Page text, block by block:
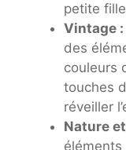
petite
Vintage :
des
couleurs
touches
réveiller
Nature